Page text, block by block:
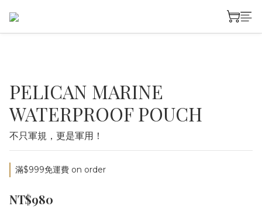
PELICAN MARINE
WATERPROOF POUCH
不只軍規，更是軍用！
滿$999免運費 on order
NT$980